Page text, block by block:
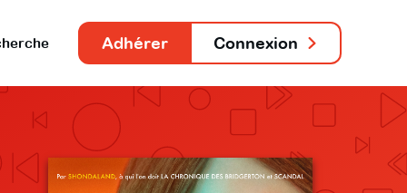
Adhérer Connexion